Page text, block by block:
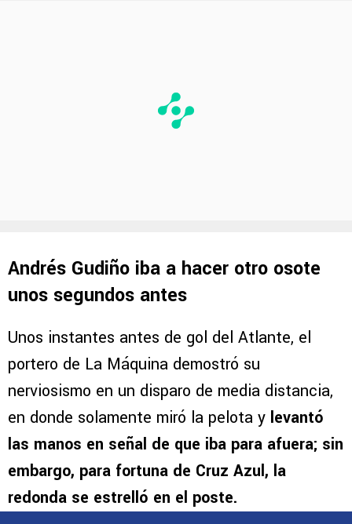
Andrés Gudiño iba a hacer otro osote
unos segundos antes
Unos instantes antes de gol del Atlante, el
portero de La Máquina demostró su
nerviosismo en un disparo de media distancia,
en donde solamente miró la pelota y levantó
las manos en señal de que iba para afuera; sin
embargo, para fortuna de Cruz Azul, la
redonda se estrelló en el poste.